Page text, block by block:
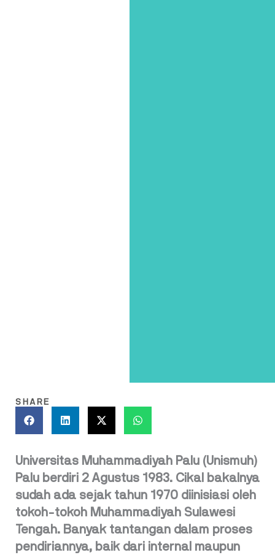
SHARE
Universitas Muhammadiyah Palu (Unismuh)
Palu berdiri 2 Agustus 1983. Cikal bakalnya
sudah ada sejak tahun 1970 diinisiasi oleh
tokoh-tokoh Muhammadiyah Sulawesi
Tengah. Banyak tantangan dalam proses
pendiriannya, baik dari internal maupun